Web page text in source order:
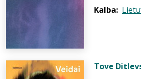
Kalba:
Tove